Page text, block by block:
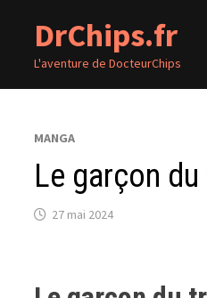
contenu
DrChips.fr
L'aventure de DocteurChips
MANGA
Le garçon
27 mai 2024